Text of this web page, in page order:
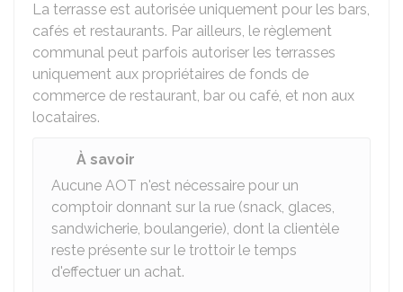
La terrasse est autorisée uniquement pour les bars,
cafés et restaurants. Par ailleurs, le règlement
communal peut parfois autoriser les terrasses
uniquement aux propriétaires de fonds de
commerce de restaurant, bar ou café, et non aux
locataires.
À savoir
Aucune AOT n'est nécessaire pour un
comptoir donnant sur la rue (snack, glaces,
sandwicherie, boulangerie), dont la clientèle
reste présente sur le trottoir le temps
d'effectuer un achat.